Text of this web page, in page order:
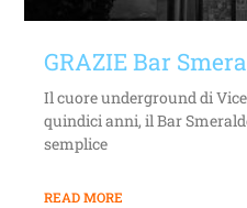
GRAZIE Bar
Il cuore underground di
quindici anni, il Bar
semplice
READ MORE